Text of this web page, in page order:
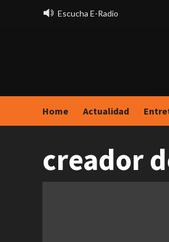
Escucha E-Radio
Home Actualidad
creador